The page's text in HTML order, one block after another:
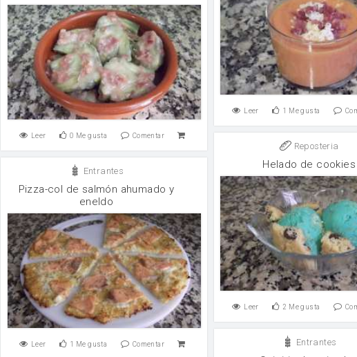
Leer 1 Me gusta
Leer 0 Me gusta Comentar
Reposteria
Helado de cookies
Leer 2 Me gusta
Entrantes
Pizza-col de salmón ahumado y
eneldo
Leer 1 Me gusta Comentar Entrantes